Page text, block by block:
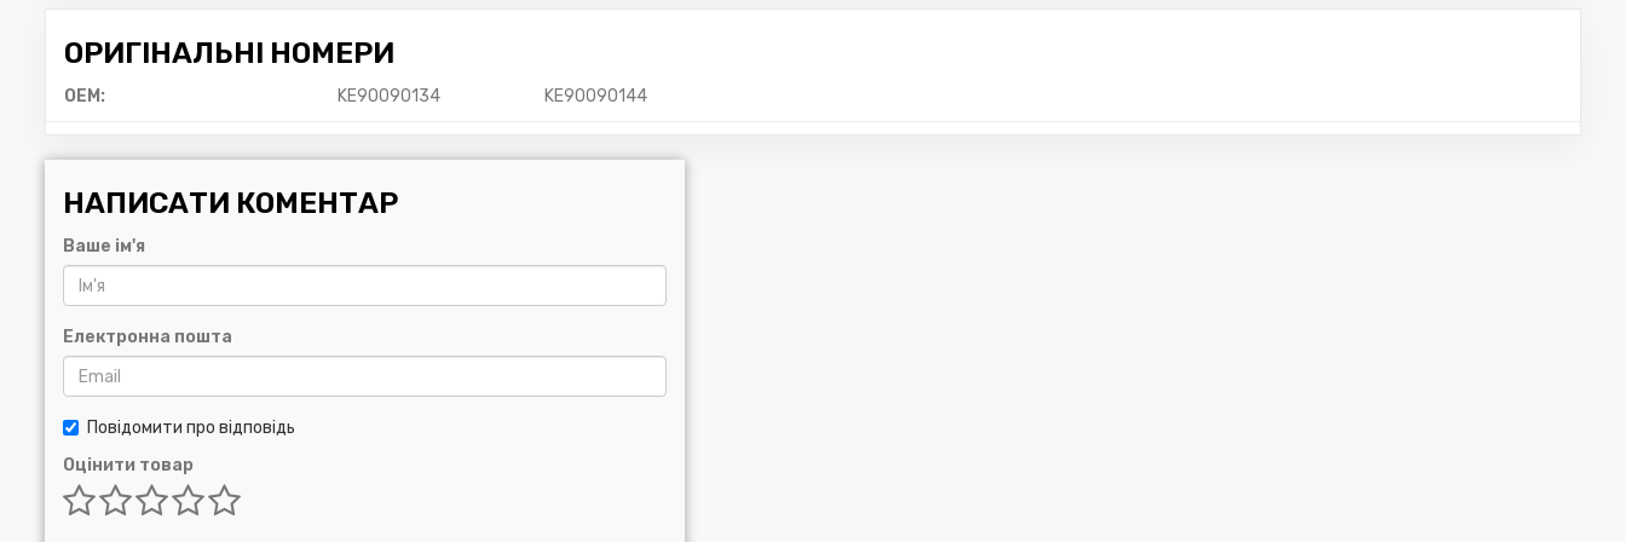
ОРИГІНАЛЬНІ НОМЕРИ
OEM: KE90090134 KE90090144
НАПИСАТИ КОМЕНТАР
Ваше ім'я
Електронна пошта
Повідомити про відповідь
Оцінити товар